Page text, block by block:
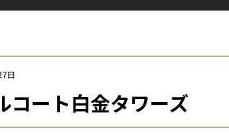
日
コート白金タワーズ